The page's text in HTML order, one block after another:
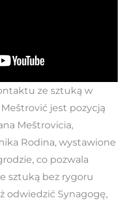
ze sztuką w
jest pozycją
Meštrovicia,
Rodina, wystawione
co pozwala
sztuką bez rygoru
odwiedzić Synagogę,